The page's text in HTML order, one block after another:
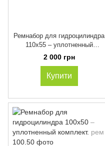
Ремнабор для гидроцилиндра
110х55 – уплотненный
комплект.
2 000 грн
Купити